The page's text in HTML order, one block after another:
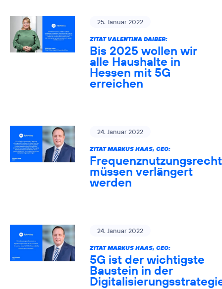
25. Januar 2022
ZITAT VALENTINA DAIBER:
Bis 2025 wollen wir
alle Haushalte in
Hessen mit 5G
erreichen
24. Januar 2022
ZITAT MARKUS HAAS, CEO:
müssen verlängert
werden
24. Januar 2022
ZITAT MARKUS HAAS, CEO:
5G ist der wichtigste
Baustein in der